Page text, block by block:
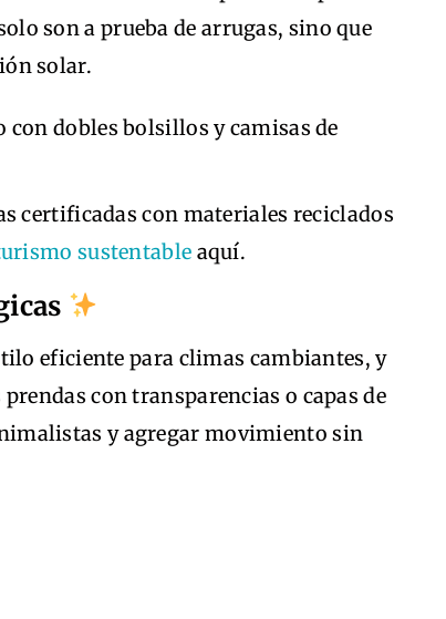
son a prueba de arrugas, sino que
solar.
con dobles bolsillos y camisas de
certificadas con materiales reciclados
sustentable aquí.
eficiente para climas cambiantes, y
con transparencias o capas de
y agregar movimiento sin